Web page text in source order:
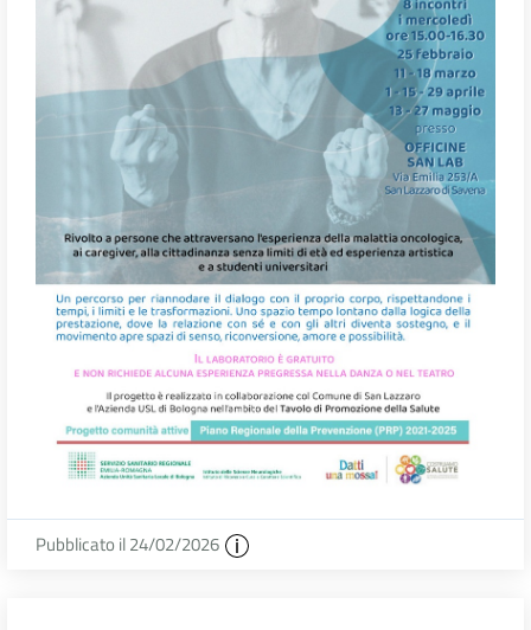
Pubblicato il 24/02/2026